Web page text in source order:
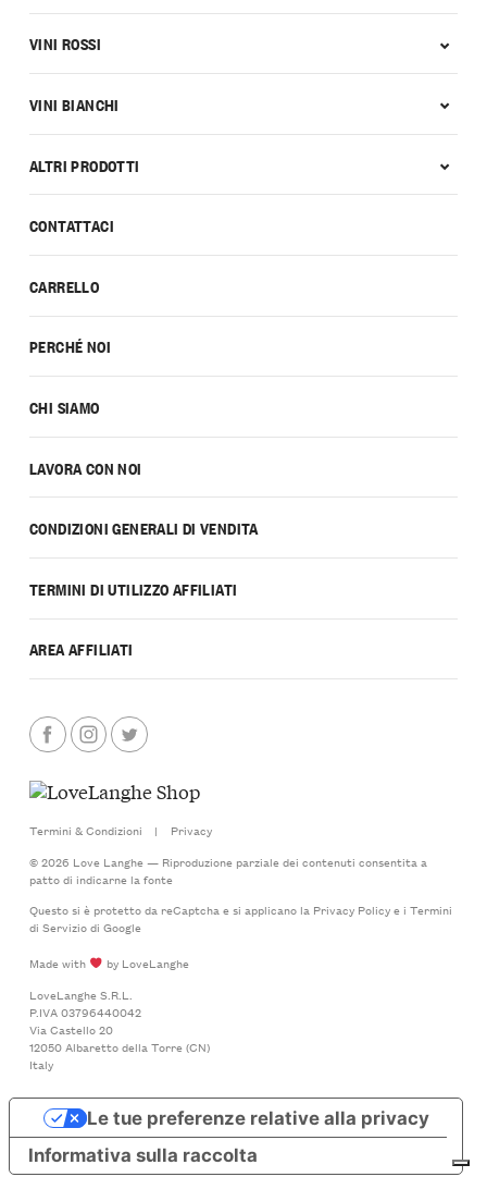
CONTATTACI
CARRELLO
PERCHÉ NOI
CHI SIAMO
LAVORA CON NOI
CONDIZIONI GENERALI DI VENDITA
TERMINI DI UTILIZZO AFFILIATI
AREA AFFILIATI
VINI ROSSI
VINI BIANCHI
ALTRI PRODOTTI
Termini & Condizioni |
Privacy
© 2026 Love Langhe — Riproduzione parziale dei contenuti consentita a
patto di indicarne la fonte
Questo si è protetto da reCaptcha e si applicano la Privacy Policye i Termini
di Serviziodi Google
Made with
by LoveLanghe
LoveLanghe S.R.L.
P.IVA 03796440042
Via Castello 20
12050 Albaretto della Torre (CN)
Italy
Informativa sulla raccolta
Le tue preferenze relative alla privacy